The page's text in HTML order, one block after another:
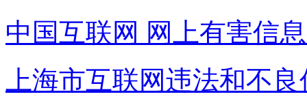
中国互联网 网上有害信
上海市互联网违法和不